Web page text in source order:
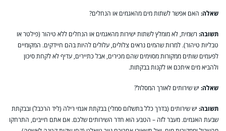
שאלה: האם אפשר לשתות מים מהאגמים או הנחלים?
תשובה: רשמית, לא מומלץ לשתות ישירות מהאגמים או הנחלים ללא טיהור (פילטר או
טבליות טיהור). למרות שהמים נראים צלולים, עלולים להיות בהם חיידקים. המקומיים
לפעמים שותים ממקורות מסוימים שהם מכירים, אבל כתיירים, עדיף לא לקחת סיכון
ולהביא מים איתכם או לקנות בבקתות.
שאלה: יש שירותים לאורך המסלול?
תשובה: יש שירותים (בדרך כלל בתשלום סמלי) בבקתת אגמי רילה (ליד הרכבל) ובבקתת
שבעת האגמים. מעבר לזה – הטבע הוא חדר השירותים שלכם. אם אתם חייבים, התרחקו